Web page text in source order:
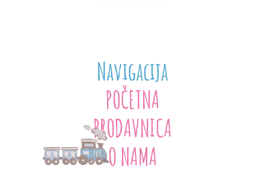
Navigacija
POČETNA
PRODAVNICA
O NAMA